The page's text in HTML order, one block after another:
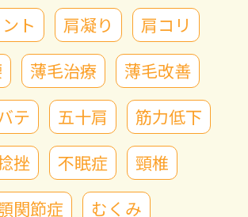
ト
肩凝り
肩コリ
薄毛治療
薄毛改善
テ 五十肩
筋力低下
挫 不眠症
頸椎
関節症 むくみ